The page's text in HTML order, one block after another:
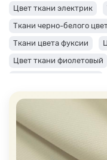
Цвет ткани электрик
Ткани черно-белого
Ткани цвета фуксии
Цвет ткани фиолетовый
Цвет ткани салатовый
Ткани цвета пудра
Ткани оранжевого цвета